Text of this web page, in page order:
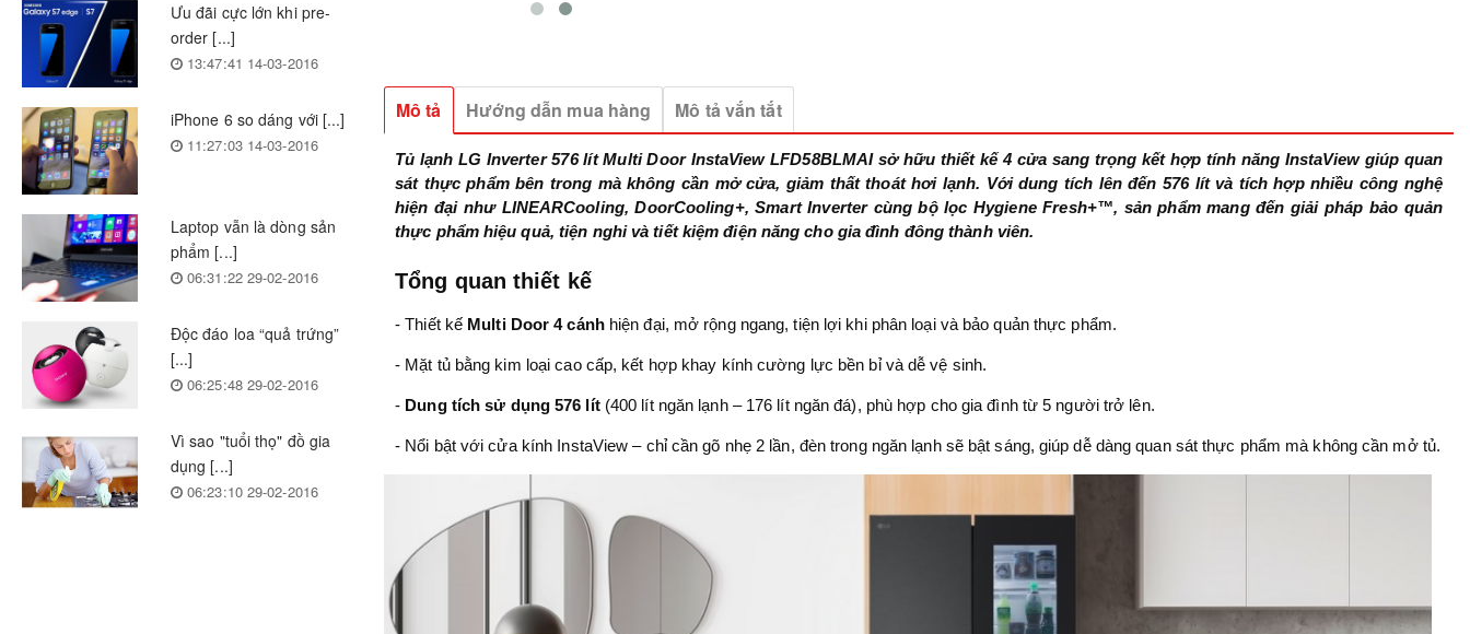
Ưu đãi cực lớn khi pre-
order [...]
13:47:41 14-03-2016
iPhone 6 so dáng với [...]
11:27:03 14-03-2016
Laptop vẫn là dòng sản
phẩm [...]
06:31:22 29-02-2016
Độc đáo loa “quả trứng”
[...]
06:25:48 29-02-2016
Vì sao "tuổi thọ" đồ gia
dụng [...]
06:23:10 29-02-2016
Mô tả Hướng dẫn mua hàng Mô tả vắn tắt
Tủ lạnh LG Inverter 576 lít Multi Door InstaView LFD58BLMAI sở hữu thiết kế 4 cửa sang trọng kết hợp tính năng InstaView giúp quan
sát thực phẩm bên trong mà không cần mở cửa, giảm thất thoát hơi lạnh. Với dung tích lên đến 576 lít và tích hợp nhiều công nghệ
hiện đại như LINEARCooling, DoorCooling+, Smart Inverter cùng bộ lọc Hygiene Fresh+™, sản phẩm mang đến giải pháp bảo quản
thực phẩm hiệu quả, tiện nghi và tiết kiệm điện năng cho gia đình đông thành viên.
Tổng quan thiết kế
- Thiết kế Multi Door 4 cánhhiện đại, mở rộng ngang, tiện lợi khi phân loại và bảo quản thực phẩm.
- Mặt tủ bằng kim loại cao cấp, kết hợp khay kính cường lực bền bỉ và dễ vệ sinh.
- Dung tích sử dụng 576 lít(400 lít ngăn lạnh – 176 lít ngăn đá), phù hợp cho gia đình từ 5 người trở lên.
- Nổi bật với cửa kính InstaView – chỉ cần gõ nhẹ 2 lần, đèn trong ngăn lạnh sẽ bật sáng, giúp dễ dàng quan sát thực phẩm mà không cần mở tủ.